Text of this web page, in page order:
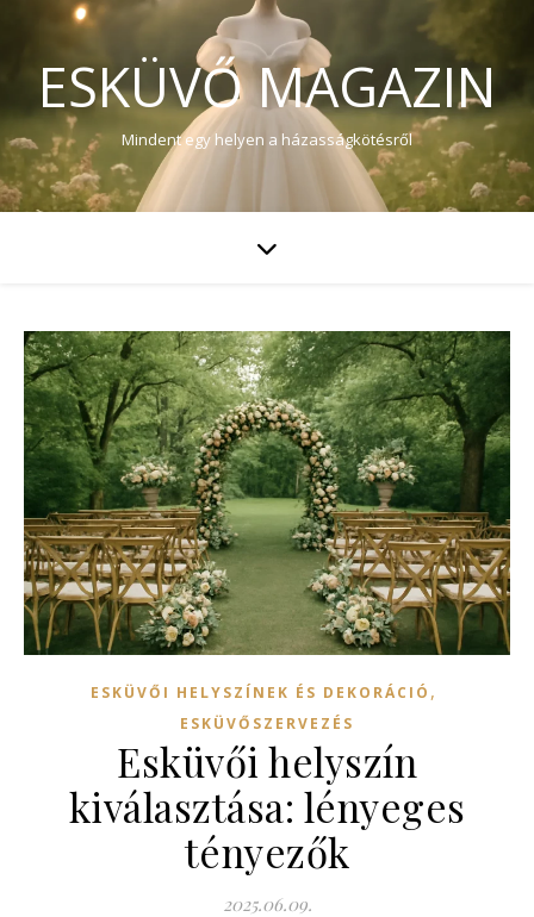
ESKÜVŐ MAGAZIN
Mindent egy helyen a házasságkötésről
ESKÜVŐI HELYSZÍNEK ÉS DEKORÁCIÓ ,
ESKÜVŐSZERVEZÉS
Esküvői helyszín
kiválasztása: lényeges
tényezők
2025.06.09.